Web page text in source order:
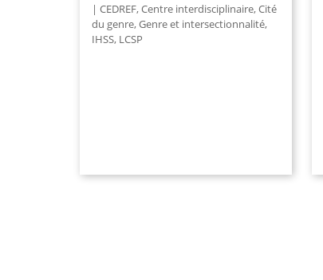
CEDREF,Centre interdisciplinaire,Cité
du genre,Genre et intersectionnalité,
IHSS, LCSP